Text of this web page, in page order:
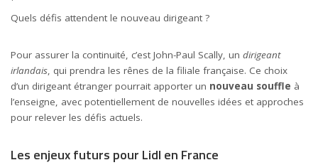
Quels défis attendent le nouveau dirigeant ?
Pour assurer la continuité, c’est John-Paul Scally, un dirigeant
irlandais , qui prendra les rênes de la filiale française. Ce choix
d’un dirigeant étranger pourrait apporter un nouveau souffle à
l’enseigne, avec potentiellement de nouvelles idées et approches
pour relever les défis actuels.
Les enjeux futurs pour Lidl en France